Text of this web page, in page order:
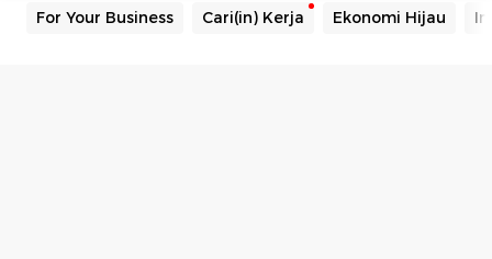
For Your Business Cari(in) Kerja Ekonomi Hijau